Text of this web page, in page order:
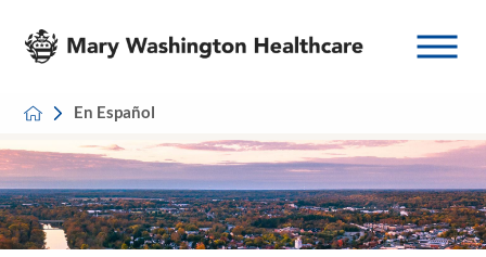
En Español